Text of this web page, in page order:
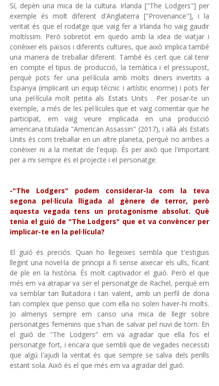
Sí, depèn una mica de la cultura. Irlanda ["The Lodgers"] per
exemple és molt diferent d'Anglaterra ["Provenance"], i la
veritat és que el rodatge que vaig fer a Irlanda ho vaig gaudir
moltíssim. Però sobretot em quedo amb la idea de viatjar i
conèixer els països i diferents cultures, que això implica també
una manera de treballar diferent. També és cert que cal tenir
en compte el tipus de producció, la temàtica i el pressupost,
perquè pots fer una pel·lícula amb molts diners invertits a
Espanya (implicant un equip tècnic i artístic enorme) i pots fer
una pel·lícula molt petita als Estats Units . Per posar-te un
exemple, a més de les pel·lícules que et vaig comentar que he
participat, em vaig veure implicada en una producció
americana titulada "American Assassin" (2017), i allà als Estats
Units és com treballar en un altre planeta, perquè no arribes a
conèixer ni a la meitat de l'equip. És per això que l'important
per a mi sempre és el projecte i el personatge.
-"The Lodgers" podem considerar-la com la teva
segona pel·lícula lligada al gènere de terror, però
aquesta vegada tens un protagonisme absolut. Què
tenia el guió de "The Lodgers" que et va convèncer per
implicar-te en la pel·lícula?
El guió és preciós. Quan ho llegeixes sembla que t'estiguis
llegint una novel·la de principi a fi sense aixecar els ulls, ficant
de ple en la història. És molt captivador el guió. Però el que
més em va atrapar va ser el personatge de Rachel, perquè em
va semblar tan lluitadora i tan valent, amb un perfil de dona
tan complex que penso que com ella no solen haver-hi molts.
Jo almenys sempre em canso una mica de llegir sobre
personatges femenins que s'han de salvar pel nuvi de torn. En
el guió de "The Lodgers" em va agradar que ella fos el
personatge fort, i encara que sembli que de vegades necessiti
que algú l'ajudi la veritat és que sempre se salva dels perills
estant sola. Això és el que més em va agradar del guió.